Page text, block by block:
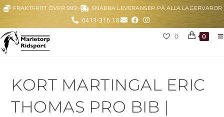
FRAKTFRITT ÖVER 999:- SNABBA LEVERANSER PÅ ALLA LAGERVAROR
0413-316 18
0 0
KORT MARTINGAL ERIC
THOMAS PRO BIB |